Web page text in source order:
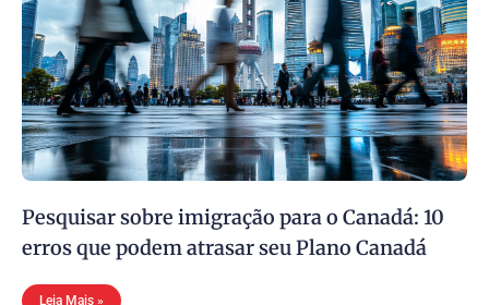
Pesquisar sobre imigração para o Canadá: 10
erros que podem atrasar seu Plano Canadá
Leia Mais »